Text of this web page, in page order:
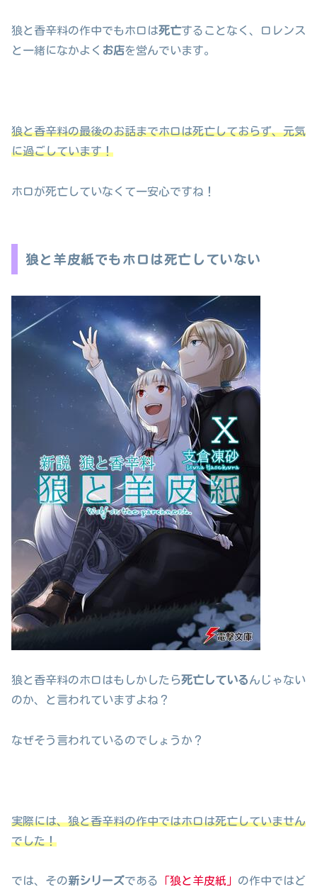
狼と香辛料の作中でもホロは死亡することなく、ロレンス
と一緒になかよく お店を営んでいます。
狼と香辛料の最後のお話までホロは死亡しておらず、元気
に過ごしています！
ホロが死亡していなくて一安心ですね！
狼と羊皮紙でもホロは死亡していない
狼と香辛料のホロはもしかしたら死亡しているんじゃない
のか、と言われていますよね？
なぜそう言われているのでしょうか？
実際には、狼と香辛料の作中ではホロは死亡していません
でした！
では、その新シリーズである 「狼と羊皮紙」 の作中ではど